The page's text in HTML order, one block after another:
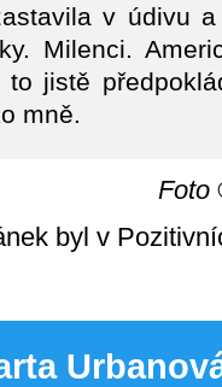
v údivu
Milenci.
to jistě
mně.
Foto
byl v